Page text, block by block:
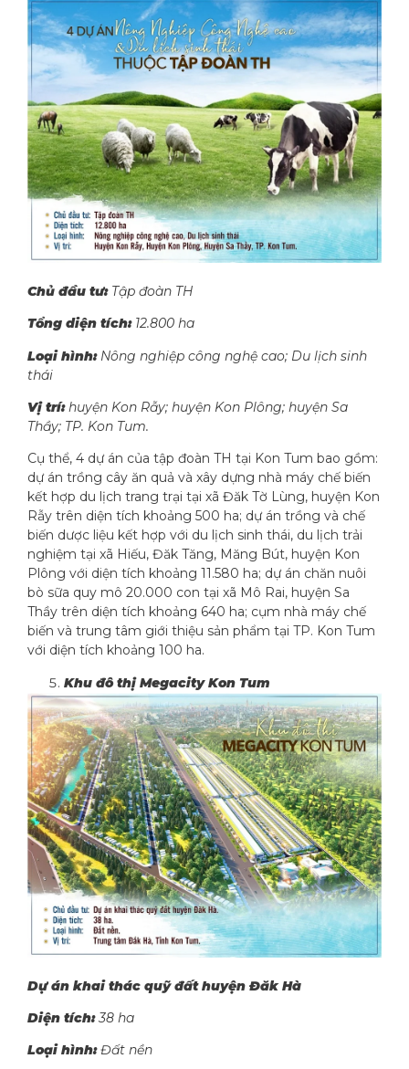
Chủ đầu tư:Tập đoàn TH
Tổng diện tích:12.800 ha
Loại hình:Nông nghiệp công nghệ cao; Du lịch sinh
thái
Vị trí:huyện Kon Rẫy; huyện Kon Plông; huyện Sa
Thầy; TP. Kon Tum.
Cụ thể, 4 dự án của tập đoàn TH tại Kon Tum bao gồm:
dự án trồng cây ăn quả và xây dựng nhà máy chế biến
kết hợp du lịch trang trại tại xã Đăk Tờ Lùng, huyện Kon
Rẫy trên diện tích khoảng 500 ha; dự án trồng và chế
biến dược liệu kết hợp với du lịch sinh thái, du lịch trải
nghiệm tại xã Hiếu, Đăk Tăng, Măng Bút, huyện Kon
Plông với diện tích khoảng 11.580 ha; dự án chăn nuôi
bò sữa quy mô 20.000 con tại xã Mô Rai, huyện Sa
Thầy trên diện tích khoảng 640 ha; cụm nhà máy chế
biến và trung tâm giới thiệu sản phẩm tại TP. Kon Tum
với diện tích khoảng 100 ha.
Khu đô thị Megacity Kon Tum
Dự án khai thác quỹ đất huyện Đăk Hà
Diện tích:38 ha
Loại hình:Đất nền